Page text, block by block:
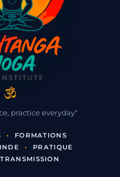
practice everyday"
•
FORMATIONS
•
PRATIQUE
TRANSMISSION